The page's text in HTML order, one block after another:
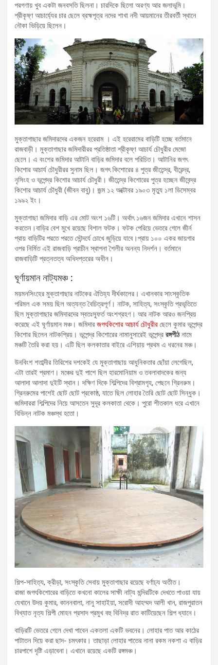
পরগণায় খুব একটা জনবসতি ছিলনা। চারদিকে ছিলো অরণ্য আর জলাভূমি।
শ্রীকৃষ্ণ আচার্য্যের চার ছেলে ব্রহ্মপূত্র নদের শাখা নদী আয়মানের তীরবর্তী স্থানে
নৌকা ভিড়িয়ে ছিলেন।
মুক্তাগাছার জমিদারদের একজন হরেরাম । এই হরেরামের বাড়িটি হচ্ছে বর্তমানে
রাজবাড়ী। মুক্তাগাছার জমিদারীরর প্রতিষ্ঠাতা শ্রীকৃষ্ণ আচার্য চৌধুরীর মেজো
ছেলে। এ বংশের জমিদার আটানি বাড়ির জমিদার বলে পরিচিত। আটানির জগৎ
কিশোর আচার্য চৌধুরীরর সুনাম ছিল। জগৎ কিশোরের ৪ পুত্র জীতেন্দ্র, বীরেন্দ্র,
নৃসিংহ ও ভূপেন্দ্র কিশোর আচার্য চৌধুরী। জীতেন্দ্র কিশোরের পুত্র হচ্ছেন জীবেন্দ্র
কিশোর আচার্য চৌধুরী (জীবন বাবু)। জন্ম ১২ অক্টোবর ১৯০৩ মৃত্যু ১লা ডিসেম্বর
১৯৯২ ইং।
মুক্তাগাছা জমিদার বাড়ি এর মোট অংশ ১৬টি। অর্থাৎ ১৬জন জমিদার এখানে শাসন
করতেন।বাড়ির বেশ মুখে রয়েছে বিশাল ফটক। ফটক পেরিয়ে ভেতরে গেলে জীর্ন
প্রায় বাড়িটির পরতে পরতে সৌন্দর্যে চোখে জুড়িয়ে যাবে।প্রায় ১০০ একর জায়গার
ওপর নির্মিত এই রাজবাড়ি প্রাচীন স্থাপনা শৈলীর অনন্য নিদর্শন। বর্তমানে
রাজবাড়িটি প্রত্নতত্ব অধিদপ্তরের অধীন।
ঘূর্ণায়মান নাট্যমঞ্চ :
ময়মনসিংহের মুক্তাগাছার নাটকের ঐতিহ্য দীর্ঘকালের। এখানকার সাংস্কৃতিক
পরিমল এক সময় ছিল অত্যন্ত বৈচিত্রপূর্ণ। নাটক, সাহিত্য, সংস্কৃতি প্রভৃতিতে
ছিল মুক্তাগাছার জমিদারদের স্বতঃস্ফূর্ত অংশগ্রহণ। আর নাটক আরও জনপ্রিয়
করেছে এই ঘূর্ণায়মান মঞ্চ। জমিদার জগৎকিশোর আচার্য চৌধুরীর ছেলে কুমার ভূপেন্দ্র
কিশোর ছিলেন নাটকপ্রিয়। ভূপেন্দ্র কিশোরের নামানুসারেই ভূপেন্দ্র রঙ্গপীঠনামে
মঞ্চটি তৈরি করা হয়। এটি ছিল কলকাতার বাইরে এশিয়ায় প্রথম এ ধরনের মঞ্চ।
উনবিংশ শতাব্দীর তিরিশের দশকেই যে মুক্তাগাছায় আধুনিকতার ছোঁয়া লেগেছিল,
এটা তারই প্রমাণ। মঞ্চের দুই পাশে ছিল হারমোনিয়াম ও তবলাবাদকের জন্য
আলাদা আলাদা দুইটি স্থান। দক্ষিণ দিকে শিল্পিদের বিশ্রামগৃহ, পেছনে গ্রিনরুম।
গ্রিনরুমের পাশেই ছোট ছোট প্রকোষ্ঠ, যাতে ছিল লোহার তৈরি ছোট ছোট সিন্ধুক।
জমিদাররা শিল্পিদের নিয়ে আসতেন সুদূর কলকাতা থেকে। পুরো শীতকাল ধরে এখানে
বিভিন্ন নাটক মঞ্চস্থ হতো।
শিল্প-সাহিত্য, ক্রীড়া, সংস্কৃতি সেবায় মুক্তাগাছার রয়েছে বর্ণাঢ্য অতীত।
রাজা জগৎকিশোরের বাড়িতে কখনো কালের সাক্ষী নাট্য মন্দিরটিকে দেখতে পাওয়া যায়
যেখানে উদয় কুমার, কাননবালা, নানু সাহাইয়া, সরোদী আহম্মদ আলী খান, রাজপুরাতন
বিখ্যাত নৃত্য শিল্পী মোহন প্রসাদ প্রমুখ বহু বিনিদ্র রাত কাটিয়েছেন শিল্প ধ্যানে।
বাড়িরটি ভেতরে গেলে দেখা পাবেন একতলা একটি ভবনের। লোহার পাত আর কাঠের
পাটাতন দিয়ে করা ছাদ- চমৎকার। তাছাড়া লোহার পাতের নানা রকম নকশা এ বাড়ির
চারপাশে দৃষ্টি এড়াবেনা। এখানে রয়েছে একটি রঙ্গমঞ্চ।